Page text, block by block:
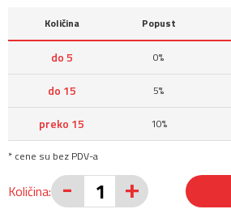
Količina Popust
do 5 0%
do 15
5%
preko 15
10%
* cene su bez PDV-a
Količina: - +